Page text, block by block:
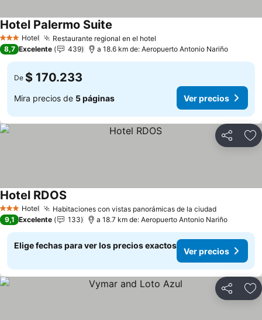
3 Estrellas
Hotel Restaurante regional en el hotel
Hotel Palermo Suite
8,7 Excelente 439 a 18.6 km de: Aeropuerto Antonio Nariño
De $ 170.233
Mira precios de 5 páginas Ver precios
Compartir
3 Estrellas
Hotel Habitaciones con vistas panorámicas de la ciudadVer
Hotel RDOS
9,1 Excelente 133 a 18.7 km de: Aeropuerto Antonio Nariño
Elige fechas para ver los precios exactos
Ver precios
Compartir